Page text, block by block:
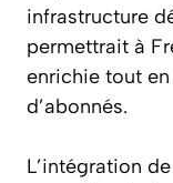
infrastructure
permettrait à
enrichie tout
d’abonnés.
L’intégration